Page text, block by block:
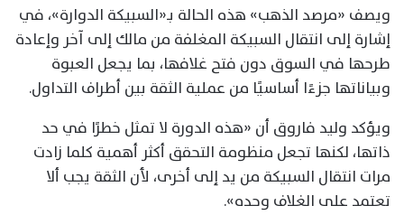
ويصف «مرصد الذهب» هذه الحالة بـ«السبيكة الدوارة»، في
إشارة إلى انتقال السبيكة المغلفة من مالك إلى آخر وإعادة
طرحها في السوق دون فتح غلافها، بما يجعل العبوة
وبياناتها جزءًا أساسيًا من عملية الثقة بين أطراف التداول.
ويؤكد وليد فاروق أن «هذه الدورة لا تمثل خطرًا في حد
ذاتها، لكنها تجعل منظومة التحقق أكثر أهمية كلما زادت
مرات انتقال السبيكة من يد إلى أخرى، لأن الثقة يجب ألا
تعتمد على الغلاف وحده».